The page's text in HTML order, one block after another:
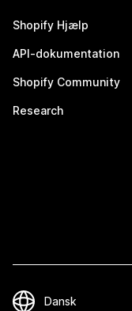
Shopify Hjælp
API-dokumentation
Shopify Community
Research